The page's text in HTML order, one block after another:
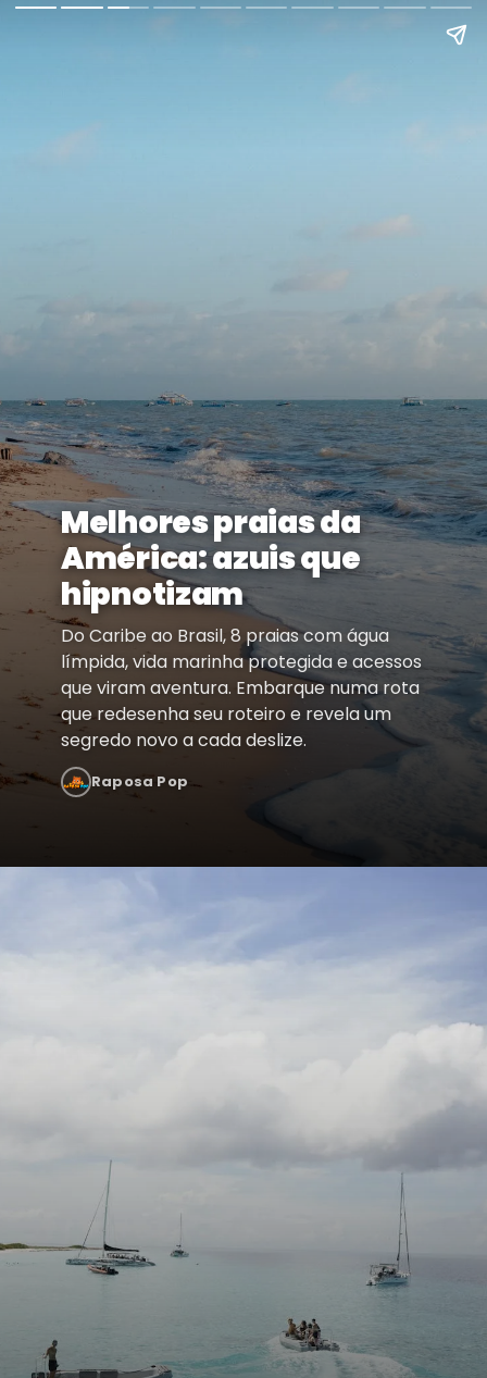
Melhores praias da
América: azuis que
hipnotizam
Do Caribe ao Brasil, 8 praias com água
límpida, vida marinha protegida e acessos
que viram aventura. Embarque numa rota
que redesenha seu roteiro e revela um
segredo novo a cada deslize.
Raposa Pop